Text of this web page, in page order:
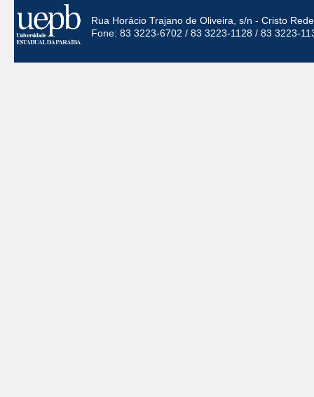
Rua Horácio Trajano de Oliveira, s/n - Cristo
Fone: 83 3223-6702 / 83 3223-1128 / 83 3223-